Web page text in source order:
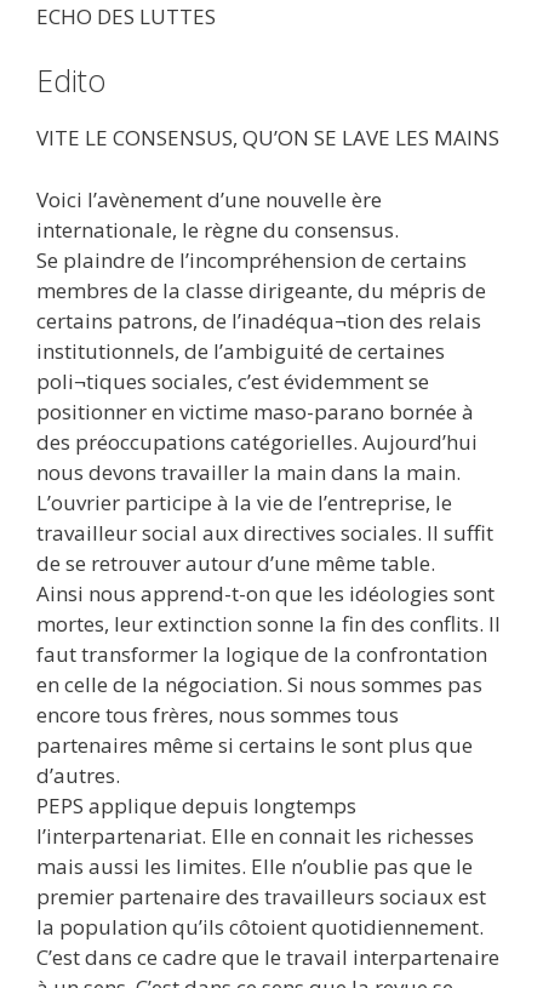
ECHO DES LUTTES
Edito
VITE LE CONSENSUS, QU’ON SE LAVE LES MAINS
Voici l’avènement d’une nouvelle ère
internationale, le règne du consensus.
Se plaindre de l’incompréhension de certains
membres de la classe dirigeante, du mépris de
certains patrons, de l’inadéqua¬tion des relais
institutionnels, de l’ambiguité de certaines
poli¬tiques sociales, c’est évidemment se
positionner en victime maso-parano bornée à
des préoccupations catégorielles. Aujourd’hui
nous devons travailler la main dans la main.
L’ouvrier participe à la vie de l’entreprise, le
travailleur social aux directives sociales. Il suffit
de se retrouver autour d’une même table.
Ainsi nous apprend-t-on que les idéologies sont
mortes, leur extinction sonne la fin des conflits. Il
faut transformer la logique de la confrontation
en celle de la négociation. Si nous sommes pas
encore tous frères, nous sommes tous
partenaires même si certains le sont plus que
d’autres.
PEPS applique depuis longtemps
l’interpartenariat. Elle en connait les richesses
mais aussi les limites. Elle n’oublie pas que le
premier partenaire des travailleurs sociaux est
la population qu’ils côtoient quotidiennement.
C’est dans ce cadre que le travail interpartenaire